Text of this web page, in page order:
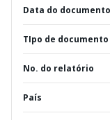
Data do documento
TIpo de documento
No. do relatório
País